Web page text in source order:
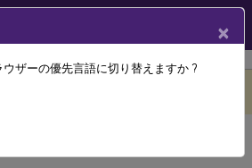
ビス フェデレーション認証サービス
通知
×
ザーの優先言語に切り替えますか ?